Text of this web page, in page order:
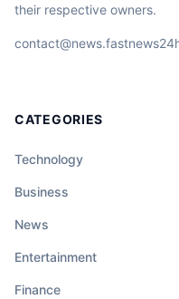
their respective owners.
CATEGORIES
Technology
Business
News
Entertainment
Finance